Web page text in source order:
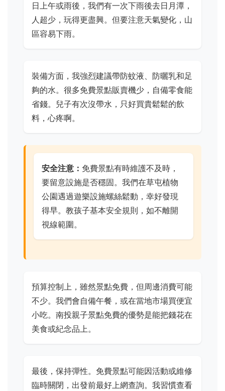
日上午或雨後，我們有一次下雨後去日月潭，
人超少，玩得更盡興。但要注意天氣變化，山
區容易下雨。
裝備方面，我強烈建議帶防蚊液、防曬乳和足
夠的水。很多免費景點販賣機少，自備零食能
省錢。兒子有次沒帶水，只好買貴鬆鬆的飲
料，心疼啊。
安全注意： 免費景點有時維護不及時，
要留意設施是否穩固。我們在草屯植物
公園遇過遊樂設施螺絲鬆動，幸好發現
得早。教孩子基本安全規則，如不離開
視線範圍。
預算控制上，雖然景點免費，但周邊消費可能
不少。我們會自備午餐，或在當地市場買便宜
小吃。南投親子景點免費的優勢是能把錢花在
美食或紀念品上。
最後，保持彈性。免費景點可能因活動或維修
臨時關閉，出發前最好上網查詢。我習慣查看